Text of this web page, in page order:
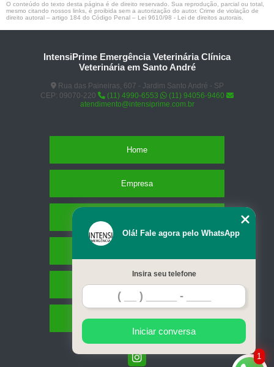
O conteúdo do texto desta página é de direito reservado. Sua reprodução, parcial ou total,
mesmo citando nossos links, é proibida sem a autorização do autor. Crime de violação de
direito autoral – artigo 184 do Código Penal – Lei 9610/98 - Lei de direitos autorais
IntensiPrime Emergência Veterinária Clínica
Veterinária em Santo André
Rua das Paineiras, 607 - Jardim Santo André - SP
CEP: 09070-220
(11) 4990-6553
(11) 94056-9460
atendimento@intensiprime.com.br
Home
Empresa
Contato
Mapa do site
1
Olá! Fale agora pelo WhatsApp
Insira seu telefone
Iniciar conversa